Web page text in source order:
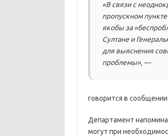
«В связи с
пропускном
якобы за
Султане и
для выяснения
проблемы», —
говорится в сообщении
Департамент
могут при